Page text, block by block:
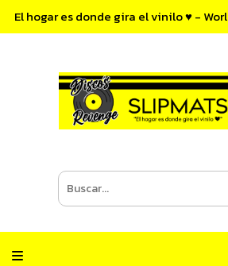
El hogar es donde gira el vinilo ♥ -